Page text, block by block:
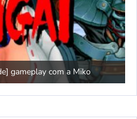
gameplay com a Miko